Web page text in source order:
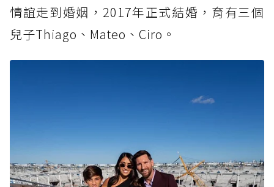
情誼走到婚姻，2017年正式結婚，育有三個
兒子Thiago、Mateo、Ciro。